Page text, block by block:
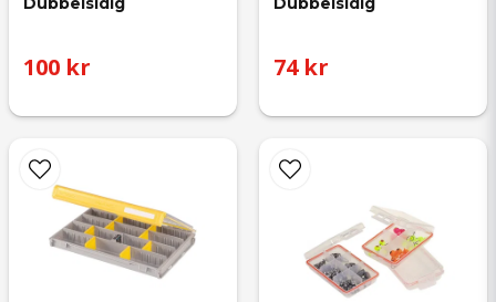
100 kr 74 kr